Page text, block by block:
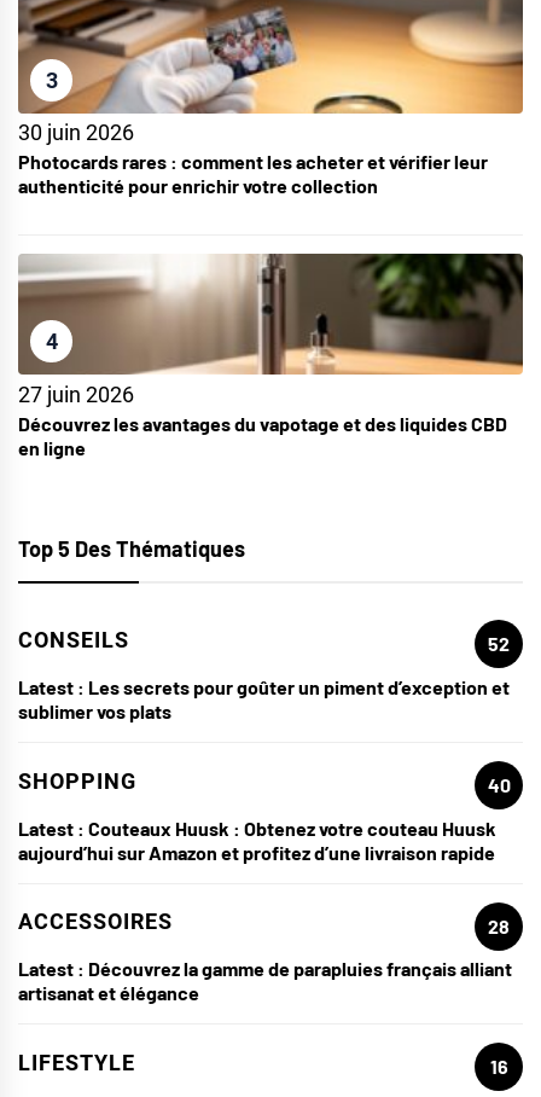
3
30 juin 2026
Photocards rares : comment les acheter et vérifier leur
authenticité pour enrichir votre collection
4
27 juin 2026
Découvrez les avantages du vapotage et des liquides CBD
en ligne
Top 5 Des Thématiques
CONSEILS
52
Latest : Les secrets pour goûter un piment d’exception et
sublimer vos plats
SHOPPING
40
Latest : Couteaux Huusk : Obtenez votre couteau Huusk
aujourd’hui sur Amazon et profitez d’une livraison rapide
ACCESSOIRES
28
Latest : Découvrez la gamme de parapluies français alliant
artisanat et élégance
LIFESTYLE
16